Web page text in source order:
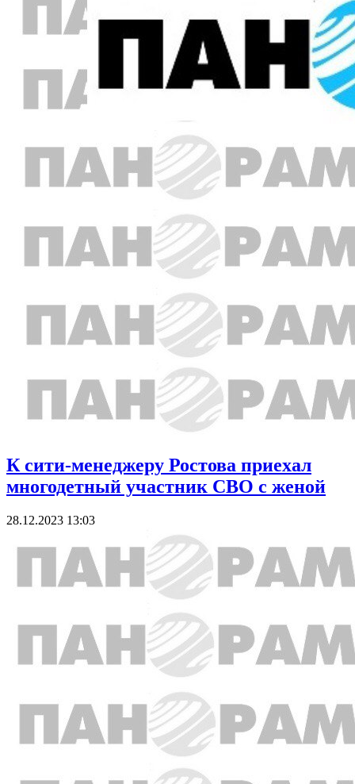
К сити-менеджеру Ростова приехал
многодетный участник СВО с женой
28.12.2023 13:03